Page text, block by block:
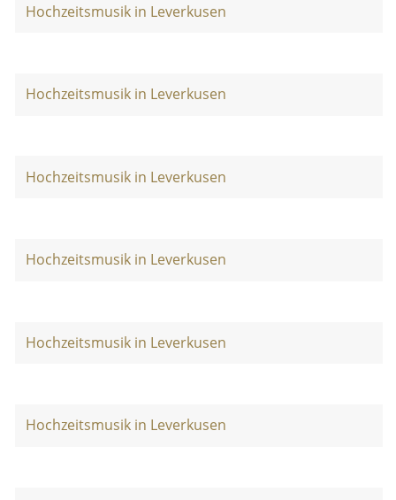
Hochzeitsmusik in Leverkusen
Hochzeitsmusik in Leverkusen
Hochzeitsmusik in Leverkusen
Hochzeitsmusik in Leverkusen
Hochzeitsmusik in Leverkusen
Hochzeitsmusik in Leverkusen